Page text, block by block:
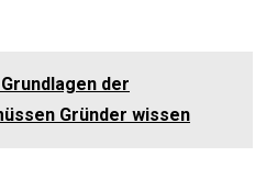
der
Gründer wissen